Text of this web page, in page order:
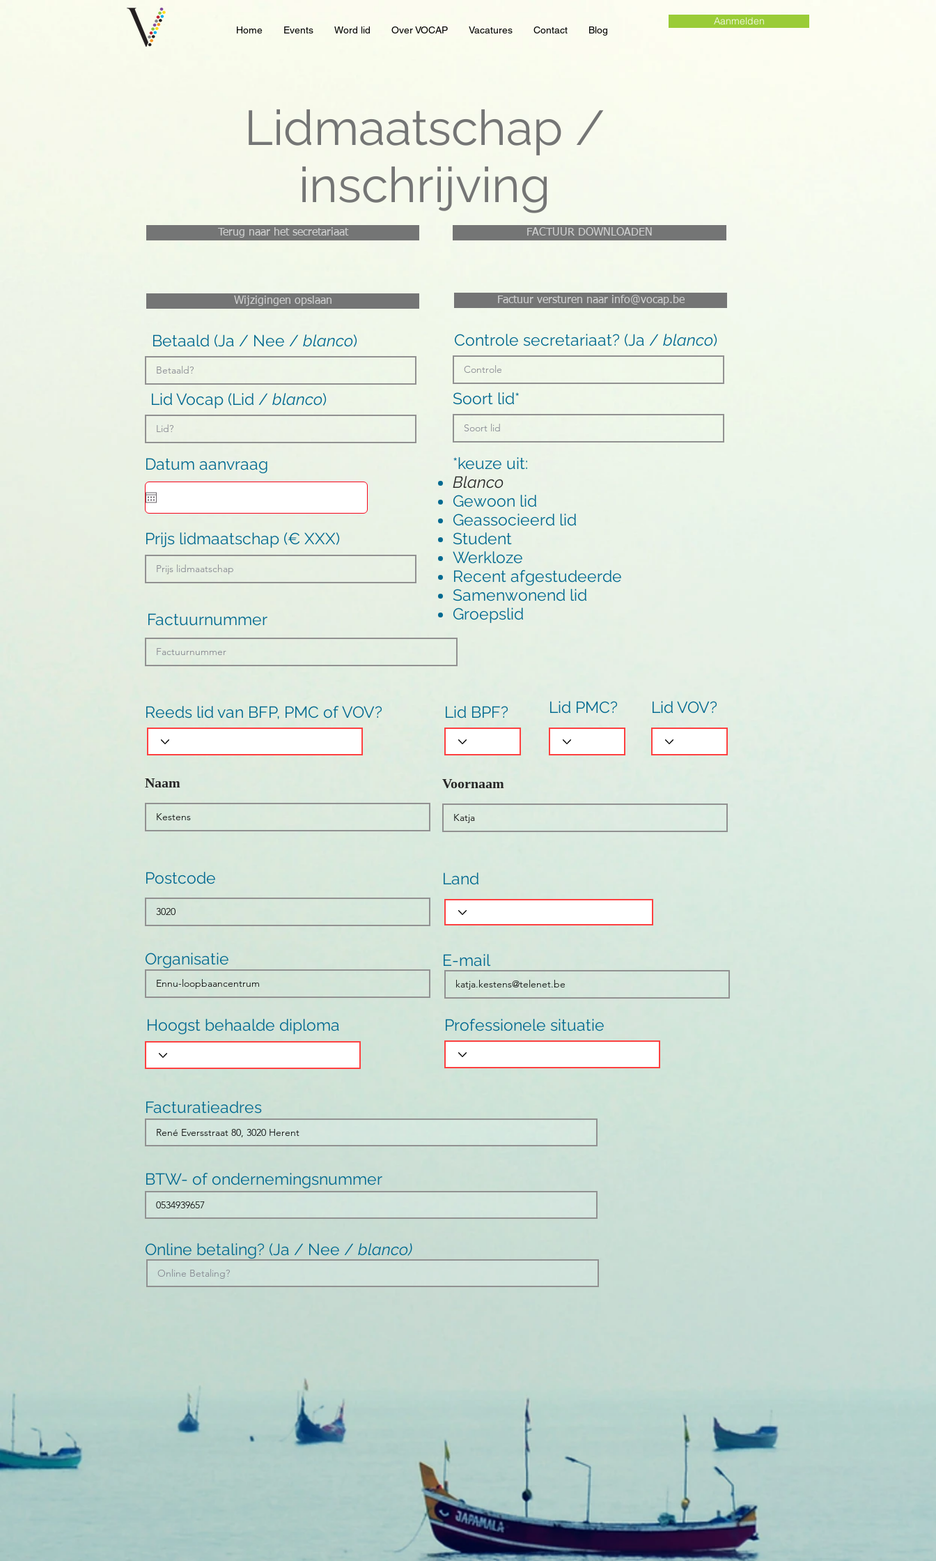
Home Events Word lid Over VOCAP Vacatures Contact Blog
Aanmelden
Lidmaatschap /
inschrijving
Terug naar het secretariaat FACTUUR DOWNLOADEN
Wijzigingen opslaan
Betaald (Ja / Nee / blanco)
Lid Vocap (Lid / blanco)
Datum aanvraag
Prijs lidmaatschap (€ XXX)
Factuurnummer
Factuur versturen naar info@vocap.be
Controle secretariaat? (Ja / blanco)
Soort lid*
*keuze uit:
Blanco
Gewoon lid
Geassocieerd lid
Student
Werkloze
Recent afgestudeerde
Samenwonend lid
Groepslid
Reeds lid van BFP, PMC of VOV? Lid BPF? Lid PMC? Lid VOV?
Naam Voornaam
Postcode
Organisatie
Hoogst behaalde diploma
Land
E-mail
Professionele situatie
Facturatieadres
BTW- of ondernemingsnummer
Online betaling? (Ja / Nee / blanco)